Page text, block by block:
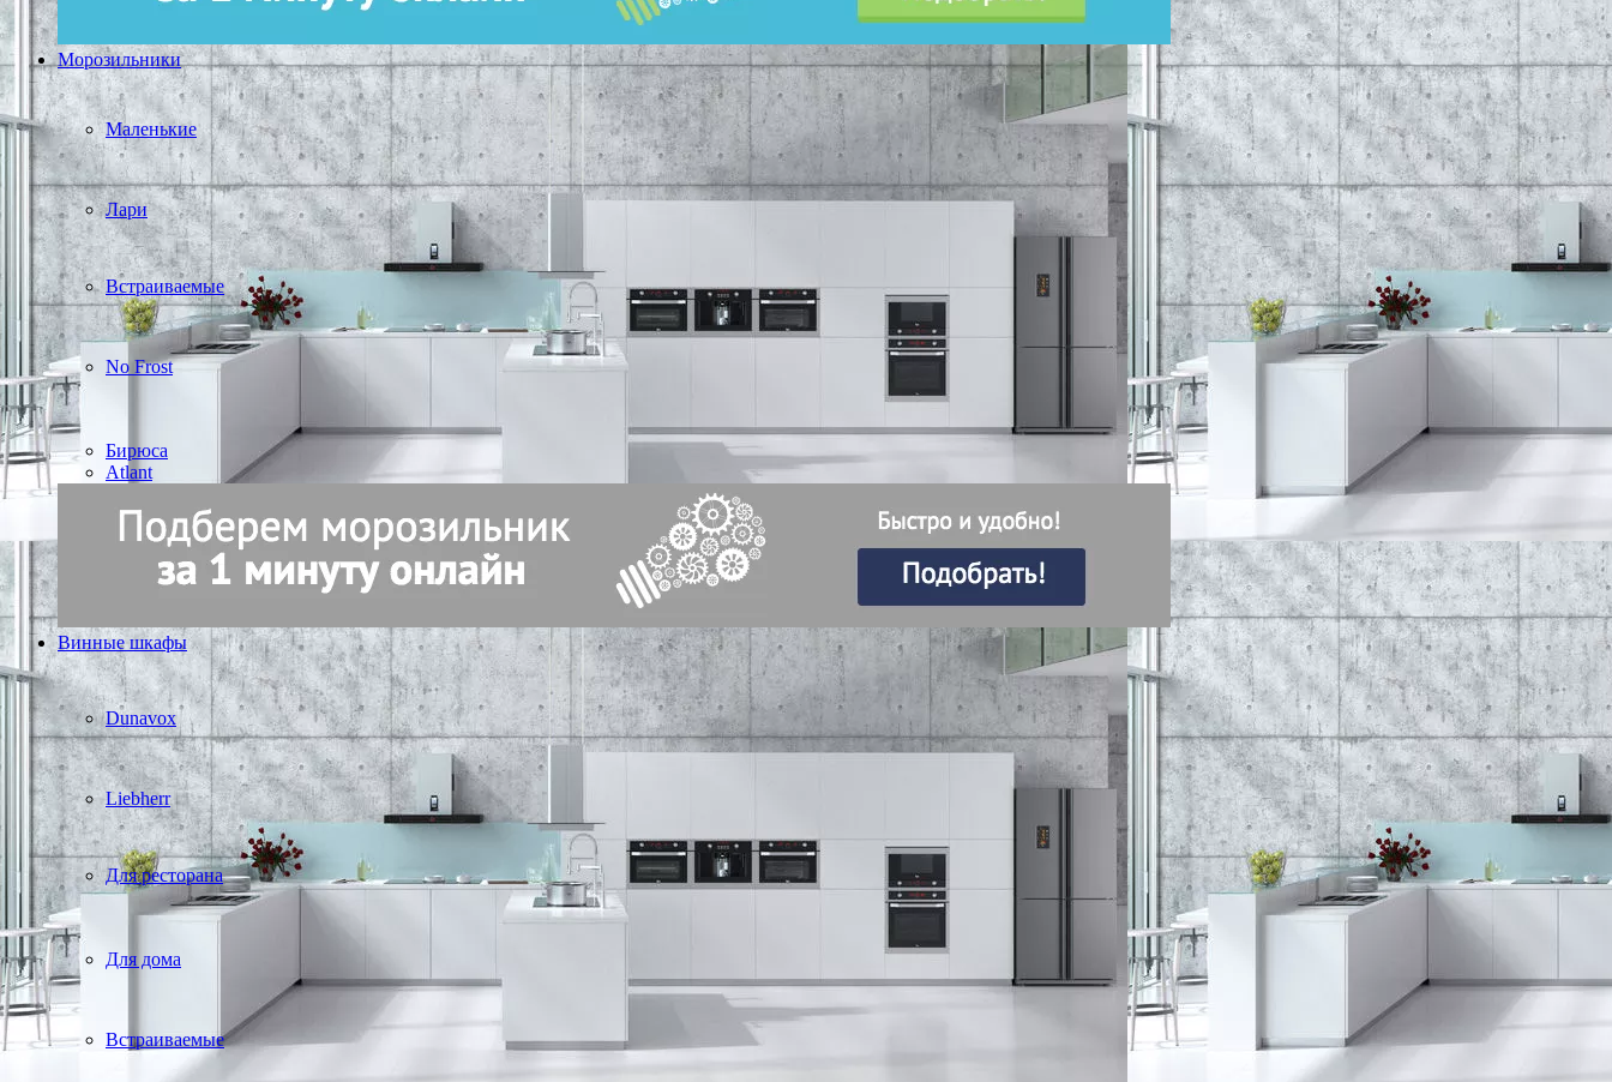
Морозильники
Маленькие
Лари
Встраиваемые
No Frost
Бирюса
Atlant
Винные шкафы
Dunavox
Liebherr
Для ресторана
Для дома
Встраиваемые